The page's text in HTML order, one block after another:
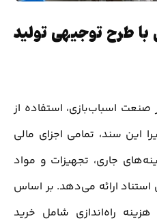
با طرح توجیهی تولید
صنعت اسباب‌بازی، استفاده از
این سند، تمامی اجزای مالی
جاری، تجهیزات و مواد
ارائه می‌دهد. بر اساس
راه‌اندازی شامل خرید